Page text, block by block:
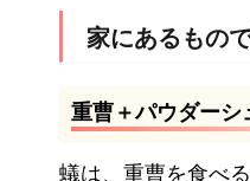
家にあるもの
重曹＋パウダーシ
蟻は、重曹を食べ